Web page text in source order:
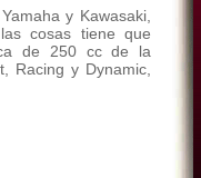
y Kawasaki,
cosas tiene que
de 250 cc de la
Racing y Dynamic,